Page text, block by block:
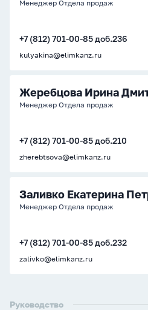
Менеджер Отдела продаж
+7 (812) 701-00-85 доб.236
kulyakina@elimkanz.ru
Жеребцова Ирина
Менеджер Отдела продаж
+7 (812) 701-00-85 доб.210
zherebtsova@elimkanz.ru
Заливко Екатерина
Менеджер Отдела продаж
+7 (812) 701-00-85 доб.232
zalivko@elimkanz.ru
Руководство